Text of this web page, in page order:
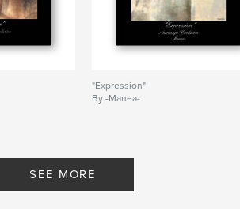
"Expression"
By -Manea-
SEE MORE